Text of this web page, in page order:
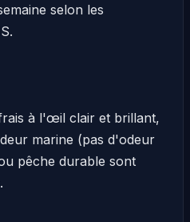
selon les
à l'œil clair et brillant,
marine (pas d'odeur
pêche durable sont